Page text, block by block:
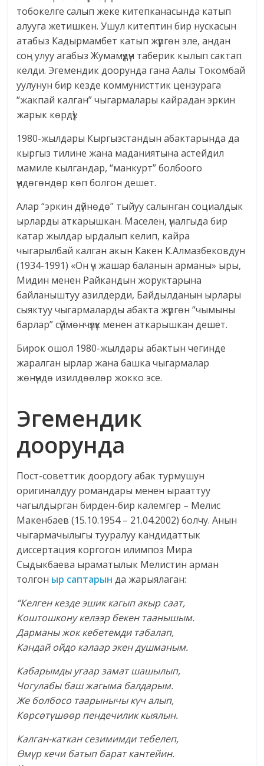
тобокелге салып жеке китепканасында катып
алууга жетишкен. Ушул китептин бир нускасын
атабыз Кадырмамбет катып жүргөн эле, андан
соң улуу агабыз Жумамүдүн таберик кылып сактап
келди. Эгемендик доорунда гана Аалы Токомбай
уулунун бир кезде коммунисттик цензурага
“жакпай калган” чыгармалары кайрадан эркин
жарык көрдү).
1980-жылдары Кыргызстандын абактарында да
кыргыз тилине жана маданиятына астейдил
мамиле кылгандар, “манкурт” болбоого
үндөгөндөр көп болгон дешет.
Алар “эркин дүйнөдө” тыйуу салынган социалдык
ырларды аткарышкан. Маселен, үналгыда бир
катар жылдар ырдалып келип, кайра
чыгарылбай калган акын Какен К.Алмазбековдун
(1934-1991) «Он үч жашар баланын арманы» ыры,
Мидин менен Райкандын жоруктарына
байланыштуу азилдерди, Байдылданын ырлары
сыяктуу чыгармаларды абакта жүргөн “чымыны
барлар” сүймөнчүлүк менен аткарышкан дешет.
Бирок ошол 1980-жылдары абактын чегинде
жаралган ырлар жана башка чыгармалар
жөнүндө изилдөөлөр жокко эсе.
Эгемендик
доорунда
Пост-советтик доордогу абак турмушун
оригиналдуу романдары менен ырааттуу
чагылдырган бирден-бир калемгер – Мелис
Макенбаев (15.10.1954 – 21.04.2002) болчу. Анын
чыгармачылыгы тууралуу кандидаттык
диссертация коргогон илимпоз Мира
Сыдыкбаева ыраматылык Мелистин арман
толгон ыр саптарын да жарыялаган:
“Келген кезде эшик кагып акыр саат,
Коштошкону келээр бекен таанышым.
Дарманы жок кебетемди табалап,
Кандай ойдо калаар экен душманым.
Кабарымды угаар замат шашылып,
Чогулабы баш жагыма балдарым.
Же болбосо таарынычы күч алып,
Көрсөтүшөөр пендечилик кыялын.
Калган-каткан сезимимди тебелеп,
Өмүр кечи батып барат кантейин.